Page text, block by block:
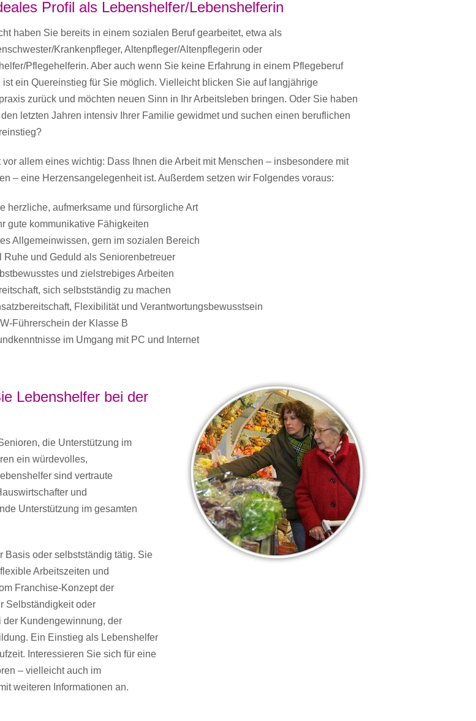
Profil als Lebenshelfer/Lebenshelferin
haben Sie bereits in einem sozialen Beruf gearbeitet, etwa als
Krankenpfleger, Altenpfleger/Altenpflegerin oder
Pflegehelferin. Aber auch wenn Sie keine Erfahrung in einem Pflegeberuf
ist ein Quereinstieg für Sie möglich. Vielleicht blicken Sie auf langjährige
zurück und möchten neuen Sinn in Ihr Arbeitsleben bringen. Oder Sie haben
letzten Jahren intensiv Ihrer Familie gewidmet und suchen einen beruflichen
vor allem eines wichtig: Dass Ihnen die Arbeit mit Menschen – insbesondere mit
– eine Herzensangelegenheit ist. Außerdem setzen wir Folgendes voraus:
herzliche, aufmerksame und fürsorgliche Art
gute kommunikative Fähigkeiten
Allgemeinwissen, gern im sozialen Bereich
Ruhe und Geduld als Seniorenbetreuer
und zielstrebiges Arbeiten
sich selbstständig zu machen
Flexibilität und Verantwortungsbewusstsein
Führerschein der Klasse B
im Umgang mit PC und Internet
Lebenshelfer bei der
die Unterstützung im
ein würdevolles,
sind vertraute
und
Unterstützung im gesamten
Basis oder selbstständig tätig. Sie
Arbeitszeiten und
Franchise-Konzept der
Selbständigkeit oder
der Kundengewinnung, der
Ein Einstieg als Lebenshelfer
Interessieren Sie sich für eine
– vielleicht auch im
weiteren Informationen an.